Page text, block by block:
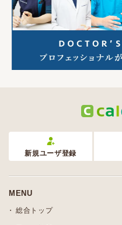
新規ユーザ登録
MENU
総合トップ